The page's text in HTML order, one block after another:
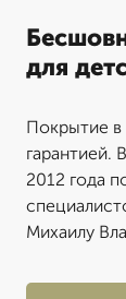
для
Покрытие в
гарантией.
2012 года
Михаилу